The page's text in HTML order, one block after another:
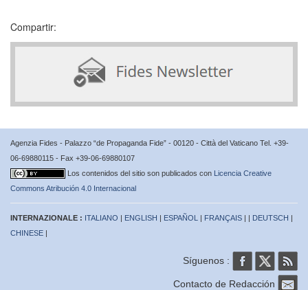
Compartir:
Agenzia Fides - Palazzo “de Propaganda Fide” - 00120 - Città del Vaticano Tel. +39-
06-69880115 - Fax +39-06-69880107
Los contenidos del sitio son publicados con Licencia Creative
Commons Atribución 4.0 Internacional
INTERNAZIONALE : ITALIANO | ENGLISH | ESPAÑOL | FRANÇAIS | | DEUTSCH |
CHINESE |
Síguenos :
Contacto de Redacción